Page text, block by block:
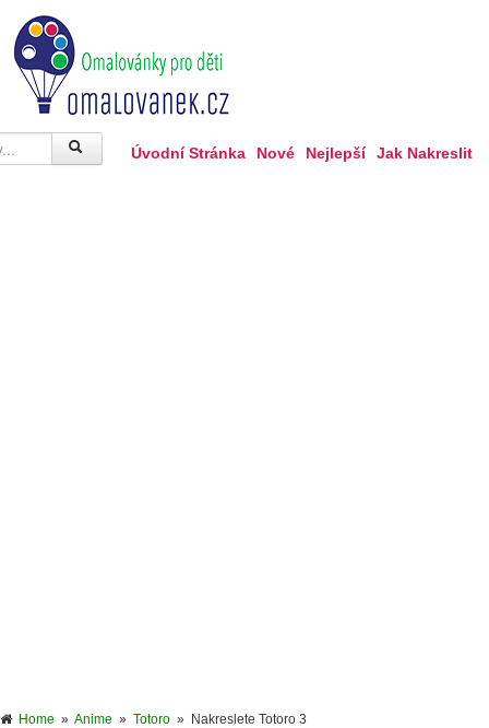
Úvodní Stránka Nové Nejlepší Jak Nakreslit
Home » Anime » Totoro » Nakreslete Totoro 3